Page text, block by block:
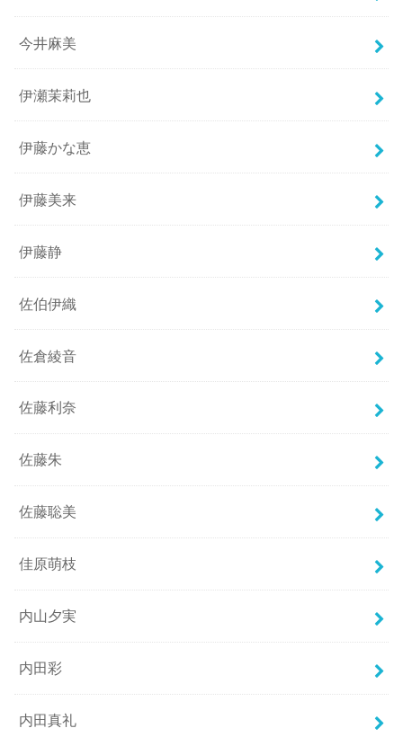
今井麻美
伊瀬茉莉也
伊藤かな恵
伊藤美来
伊藤静
佐伯伊織
佐倉綾音
佐藤利奈
佐藤朱
佐藤聡美
佳原萌枝
内山夕実
内田彩
内田真礼